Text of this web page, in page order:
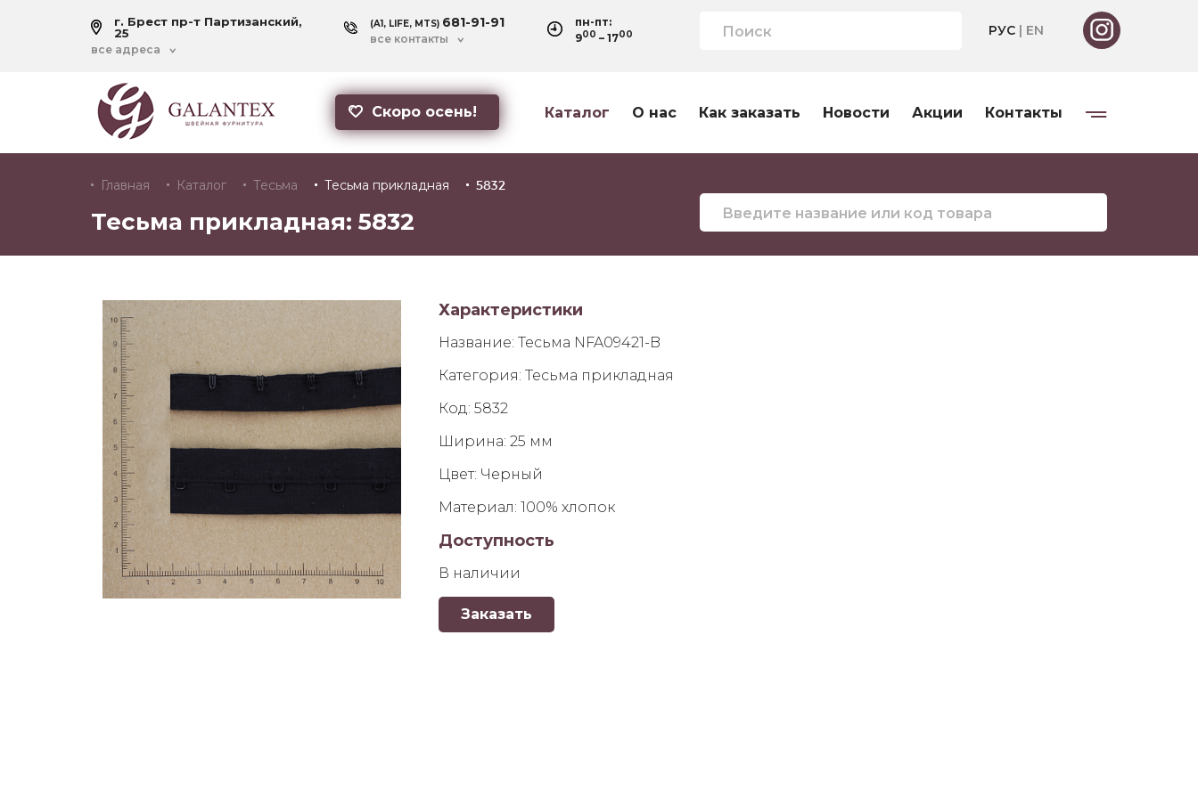
г. Брест пр-т Партизанский,
25
все адреса
(A1, LIFE, MTS) 681-91-91
все контакты
пн-пт:
900 – 1700 РУС | EN
Скоро осень! Каталог О нас Как заказать Новости Акции Контакты
Главная Каталог Тесьма Тесьма прикладная 5832
Тесьма прикладная: 5832
Характеристики
Название: Тесьма NFA09421-B
Категория: Тесьма прикладная
Код: 5832
Ширина: 25 мм
Цвет: Черный
Материал: 100% хлопок
Доступность
В наличии
Заказать